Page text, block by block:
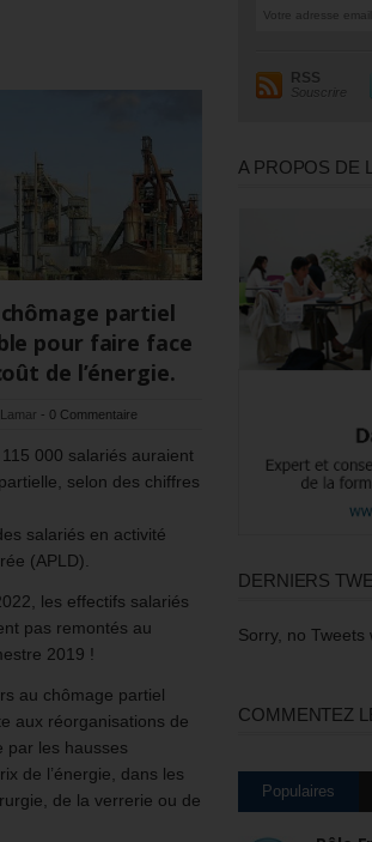
partiel
pour faire face
de l’énergie.
- 0 Commentaire
000 salariés auraient
selon des chiffres
salariés en activité
(APLD).
les effectifs salariés
pas remontés au
2019 !
au chômage partiel
aux réorganisations de
par les hausses
de l’énergie, dans les
de la verrerie ou de
RSS
Souscrire
A PROPOS DE
DERNIERS
Sorry, no Tweets
COMMENTEZ
Populaires